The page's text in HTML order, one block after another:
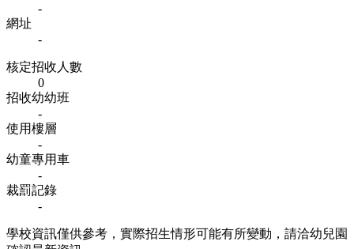
-
網址
-
核定招收人數
0
招收幼幼班
-
使用樓層
-
幼童專用車
-
裁罰記錄
-
學校資訊僅供參考，實際招生情形可能有所變動，請洽幼兒園